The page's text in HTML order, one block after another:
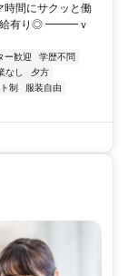
サクッと働
給有り◎ ━━━ｖ
ー歓迎
学歴不問
なし
夕方
制
服装自由